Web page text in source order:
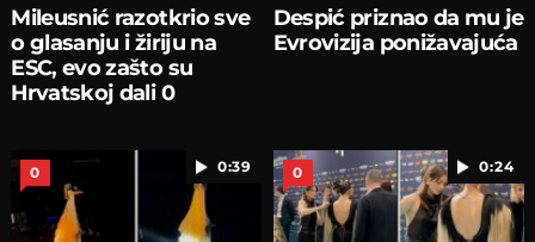
Mileusnić razotkrio sve
o glasanju i žiriju na
ESC, evo zašto su
Hrvatskoj dali 0
Despić priznao da mu je
Evrovizija ponižavajuća
0:39
0 0:24
0